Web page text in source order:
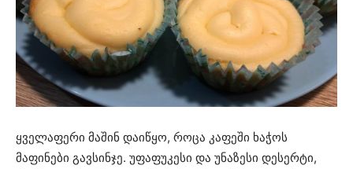
ყველაფერი მაშინ დაიწყო, როცა კაფეში ხაჭოს
მაფინები გავსინჯე. უფაფუკესი და უნაზესი დესერტი,